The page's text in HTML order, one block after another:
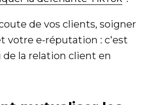
de vos clients, soigner
votre e-réputation : c'est
la relation client en